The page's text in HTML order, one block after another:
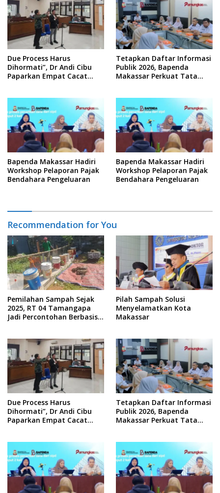
Due Process Harus
Dihormati”, Dr Andi Cibu
Paparkan Empat Cacat
Tetapkan Daftar Informasi
Publik 2026, Bapenda
Makassar Perkuat Tata
Bapenda Makassar Hadiri
Workshop Pelaporan Pajak
Bendahara Pengeluaran
Bapenda Makassar Hadiri
Workshop Pelaporan Pajak
Bendahara Pengeluaran
Recommendation for You
Pemilahan Sampah Sejak
2025, RT 04 Tamangapa
Jadi Percontohan Berbasis
Pilah Sampah Solusi
Menyelamatkan Kota
Makassar
Due Process Harus
Dihormati”, Dr Andi Cibu
Paparkan Empat Cacat
Tetapkan Daftar Informasi
Publik 2026, Bapenda
Makassar Perkuat Tata